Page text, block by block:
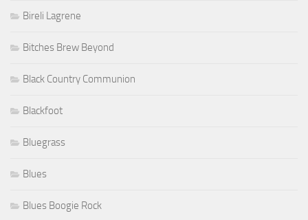
Bireli Lagrene
Bitches Brew Beyond
Black Country Communion
Blackfoot
Bluegrass
Blues
Blues Boogie Rock